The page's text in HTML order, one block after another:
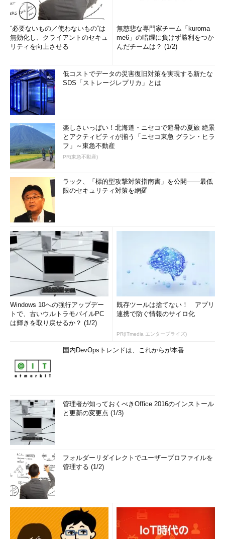
“必要ないもの／使わないもの”は
無効化し、クライアントのセキュ
リティを向上させる
無慈悲な専門家チーム「kuroma
me6」の暗躍に負けず勝利をつか
んだチームは？ (1/2)
低コストでデータの災害復旧対策を実現する新たな
SDS「ストレージレプリカ」とは
楽しさいっぱい！北海道・ニセコで避暑の夏旅 絶景
とアクティビティが揃う「ニセコ東急 グラン・ヒラ
フ」～東急不動産
PR(東急不動産)
ラック、「標的型攻撃対策指南書」を公開――最低
限のセキュリティ対策を網羅
Windows 10への強行アップデー
トで、古いウルトラモバイルPC
は輝きを取り戻せるか？ (1/2)
既存ツールは捨てない！ アプリ
連携で防ぐ情報のサイロ化
PR(ITmedia エンタープライズ)
国内DevOpsトレンドは、これからが本番
管理者が知っておくべきOffice 2016のインストール
と更新の変更点 (1/3)
フォルダーリダイレクトでユーザープロファイルを
管理する (1/2)